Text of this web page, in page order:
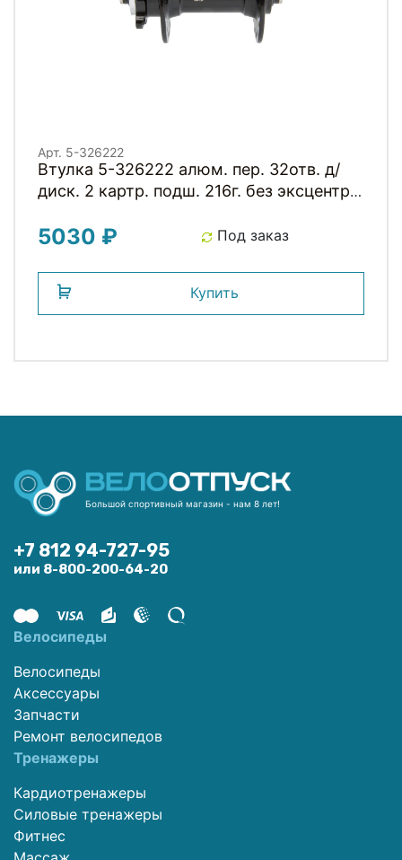
Арт. 5-326222
Втулка 5-326222 алюм. пер. 32отв. д/
диск. 2 картр. подш. 216г. без эксцентр.
5030 ₽ Под заказ
Купить
Большой спортивный магазин - нам 8 лет!
+7 812 94-727-95
или 8-800-200-64-20
Велосипеды
Велосипеды
Аксессуары
Запчасти
Ремонт велосипедов
Тренажеры
Кардиотренажеры
Силовые тренажеры
Фитнес